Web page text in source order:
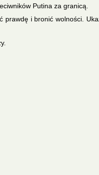
Putina za granicą.
i bronić wolności.